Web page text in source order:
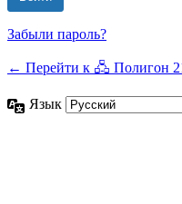
Забыли пароль?
← Перейти к 🖧 Полигон
Язык